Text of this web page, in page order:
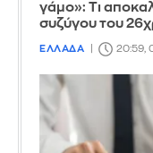
γάμο»: Τι
συζύγου του
ΕΛΛΑΔΑ 20:59,